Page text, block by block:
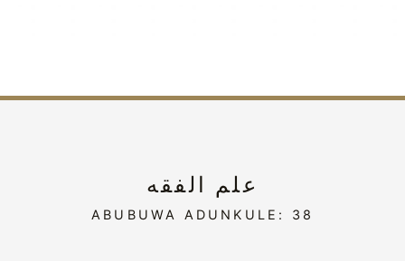
علم الفقه
ABUBUWA ADUNKULE: 38